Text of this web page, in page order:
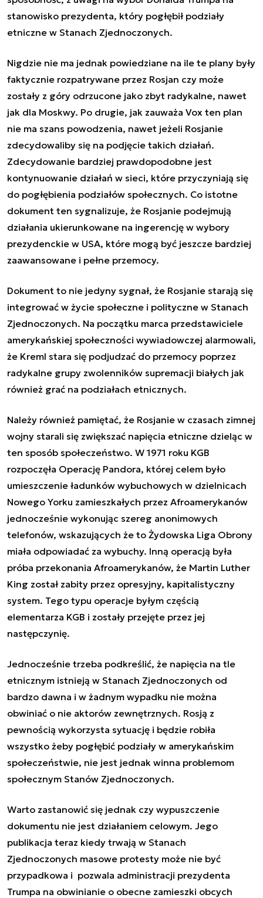
stanowisko prezydenta, który pogłębił podziały
etniczne w Stanach Zjednoczonych.
Nigdzie nie ma jednak powiedziane na ile te plany były
faktycznie rozpatrywane przez Rosjan czy może
zostały z góry odrzucone jako zbyt radykalne, nawet
jak dla Moskwy. Po drugie, jak zauważa Vox ten plan
nie ma szans powodzenia, nawet jeżeli Rosjanie
zdecydowaliby się na podjęcie takich działań.
Zdecydowanie bardziej prawdopodobne jest
kontynuowanie działań w sieci, które przyczyniają się
do pogłębienia podziałów społecznych. Co istotne
dokument ten sygnalizuje, że Rosjanie podejmują
działania ukierunkowane na ingerencję w wybory
prezydenckie w USA, które mogą być jeszcze bardziej
zaawansowane i pełne przemocy.
Dokument to nie jedyny sygnał, że Rosjanie starają się
integrować w życie społeczne i polityczne w Stanach
Zjednoczonych. Na początku marca przedstawiciele
amerykańskiej społeczności wywiadowczej alarmowali,
że Kreml stara się podjudzać do przemocy poprzez
radykalne grupy zwolenników supremacji białych jak
również grać na podziałach etnicznych.
Należy również pamiętać, że Rosjanie w czasach zimnej
wojny starali się zwiększać napięcia etniczne dzieląc w
ten sposób społeczeństwo. W 1971 roku KGB
rozpoczęła Operację Pandora, której celem było
umieszczenie ładunków wybuchowych w dzielnicach
Nowego Yorku zamieszkałych przez Afroamerykanów
jednocześnie wykonując szereg anonimowych
telefonów, wskazujących że to Żydowska Liga Obrony
miała odpowiadać za wybuchy. Inną operacją była
próba przekonania Afroamerykanów, że Martin Luther
King został zabity przez opresyjny, kapitalistyczny
system. Tego typu operacje byłym częścią
elementarza KGB i zostały przejęte przez jej
następczynię.
Jednocześnie trzeba podkreślić, że napięcia na tle
etnicznym istnieją w Stanach Zjednoczonych od
bardzo dawna i w żadnym wypadku nie można
obwiniać o nie aktorów zewnętrznych. Rosją z
pewnością wykorzysta sytuację i będzie robiła
wszystko żeby pogłębić podziały w amerykańskim
społeczeństwie, nie jest jednak winna problemom
społecznym Stanów Zjednoczonych.
Warto zastanowić się jednak czy wypuszczenie
dokumentu nie jest działaniem celowym. Jego
publikacja teraz kiedy trwają w Stanach
Zjednoczonych masowe protesty może nie być
przypadkowa i pozwala administracji prezydenta
Trumpa na obwinianie o obecne zamieszki obcych